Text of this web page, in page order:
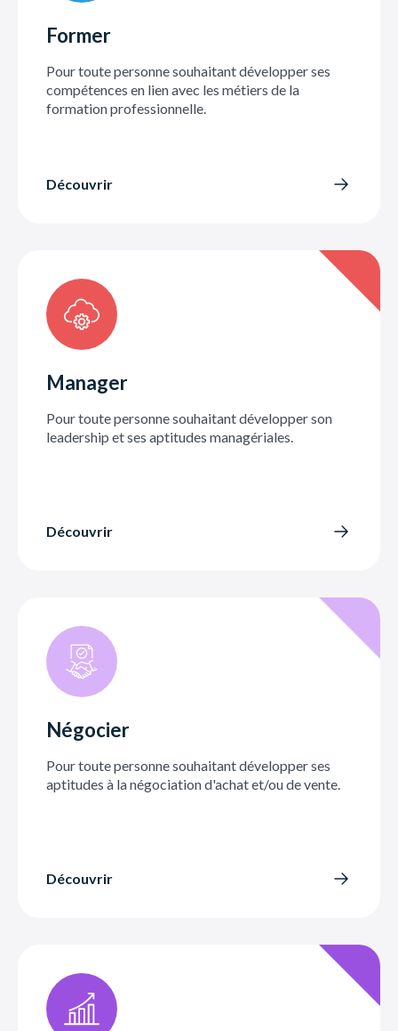
Former
Pour toute personne souhaitant développer ses
compétences en lien avec les métiers de la
formation professionnelle.
Découvrir
Manager
Pour toute personne souhaitant développer son
leadership et ses aptitudes managériales.
Découvrir
Négocier
Pour toute personne souhaitant développer ses
aptitudes à la négociation d'achat et/ou de vente.
Découvrir